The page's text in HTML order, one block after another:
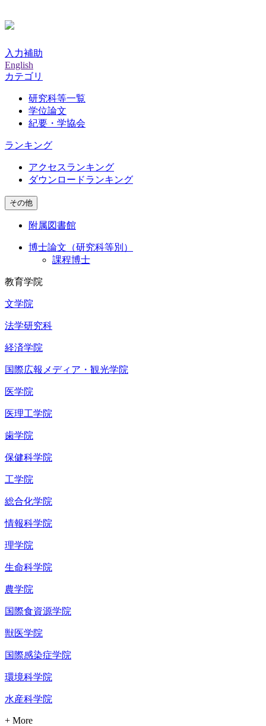
入力補助
English
カテゴリ
研究科等一覧
学位論文
紀要・学協会
ランキング
アクセスランキング
ダウンロードランキング
その他
附属図書館
博士論文（研究科等別）
課程博士
教育学院
文学院
法学研究科
経済学院
国際広報メディア・観光学院
医学院
医理工学院
歯学院
保健科学院
工学院
総合化学院
情報科学院
理学院
生命科学院
農学院
国際食資源学院
獣医学院
国際感染症学院
環境科学院
水産科学院
+ More